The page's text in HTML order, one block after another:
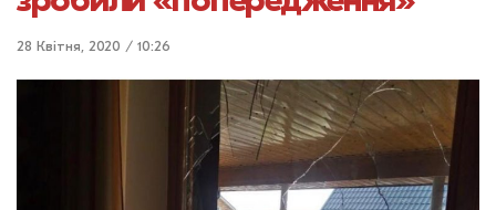
28 Квітня, 2020 / 10:26